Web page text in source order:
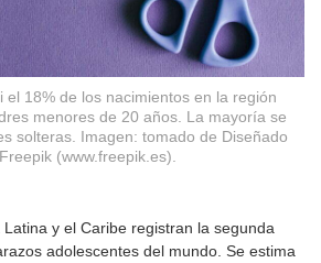
el 18% de los nacimientos en la región
menores de 20 años. La mayoría se
solteras. Imagen: tomado de Diseñado
(www.freepik.es).
y el Caribe registran la segunda
adolescentes del mundo. Se estima